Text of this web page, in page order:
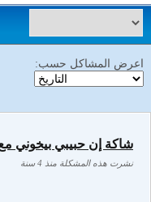
اعرض المشاكل حسب:
شاكة إن حبيبي بيخوني
نشرت هذه المشكلة منذ 4 سنة